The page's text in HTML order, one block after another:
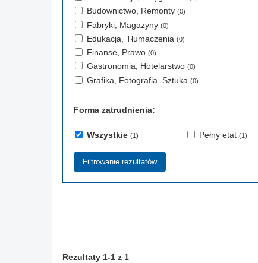
Budownictwo, Remonty (0)
Fabryki, Magazyny (0)
Edukacja, Tłumaczenia (0)
Finanse, Prawo (0)
Gastronomia, Hotelarstwo (0)
Grafika, Fotografia, Sztuka (0)
Forma zatrudnienia:
Wszystkie (1) Pełny etat (1)
Rezultaty 1-1 z 1